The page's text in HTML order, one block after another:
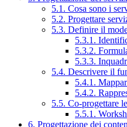
5.1. Cosa sono i
5.2. Progettare
5.3. Definire il
5.3.1.
5.3.2.
5.3.3.
5.4. Descrivere il
5.4.1.
5.4.2.
5.5. Co-progettare
5.5.1.
6. Progettazione dei